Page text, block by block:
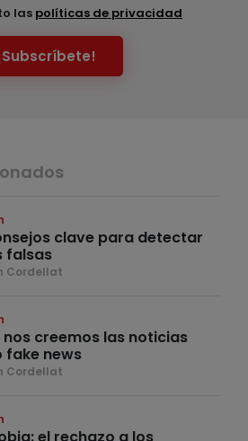
las políticas de privacidad
clave para detectar
falsas
Cordellat
nos creemos las noticias
fake news
Cordellat